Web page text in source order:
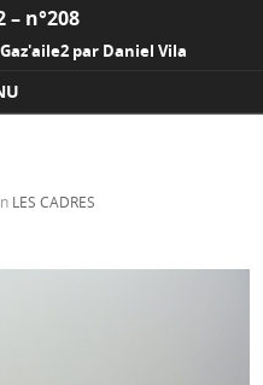
– n°208
par Daniel Vila
LES CADRES